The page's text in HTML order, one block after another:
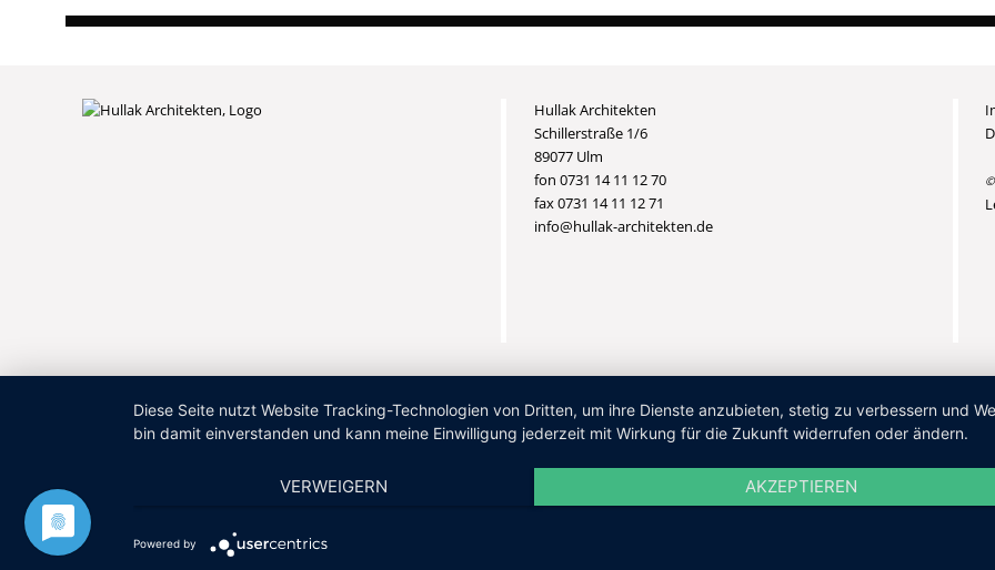
Hullak Architekten
Schillerstraße 1/6
89077 Ulm
fon 0731 14 11 12 70
fax 0731 14 11 12 71
info@hullak-architekten.de
Diese Seite nutzt Website Tracking-Technologien von Dritten, um ihre Dienste anzubieten, stetig zu verbessern und
bin damit einverstanden und kann meine Einwilligung jederzeit mit Wirkung für die Zukunft widerrufen oder ändern.
VERWEIGERN AKZEPTIEREN
Powered by